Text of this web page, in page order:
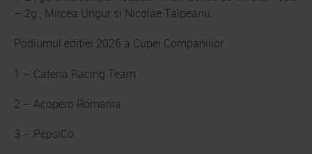
– 2g , Mircea Ungur si Nicolae Talpeanu.
Podiumul editiei 2026 a Cupei Companiilor :
1 – Catena Racing Team
2 – Acopero Romania
3 – PepsiCo